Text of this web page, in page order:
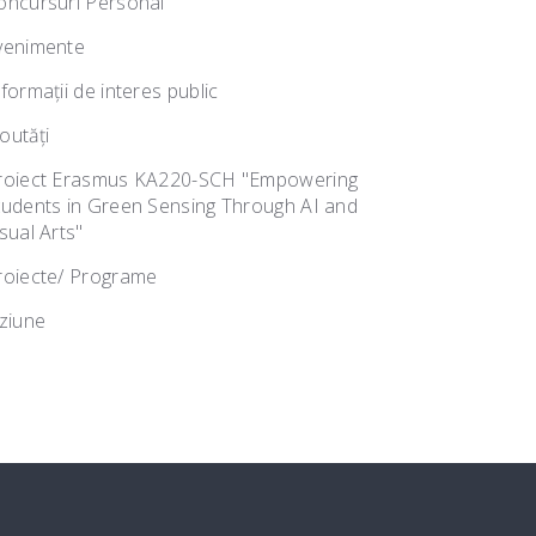
de interes public
Erasmus KA220-SCH "Empowering
in Green Sensing Through AI and
Arts"
Programe